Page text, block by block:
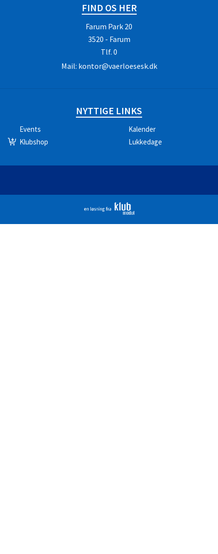
FIND OS HER
Farum Park 20
3520 - Farum
Tlf. 0
Mail: kontor@vaerloesesk.dk
NYTTIGE LINKS
Events
Kalender
Klubshop
Lukkedage